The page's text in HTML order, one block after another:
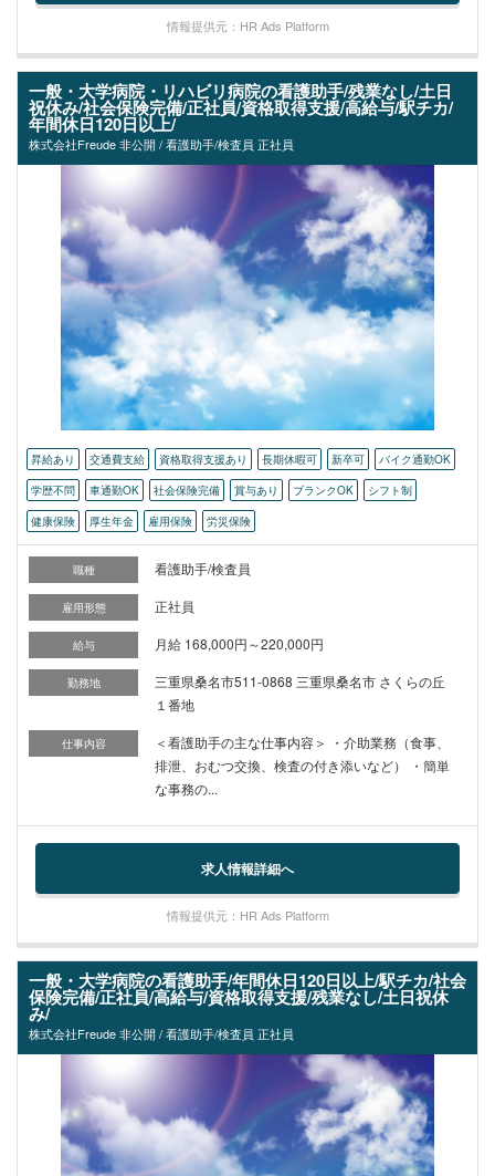
情報提供元：HR Ads Platform
一般・大学病院・リハビリ病院の看護助手/残業なし/土日
祝休み/社会保険完備/正社員/資格取得支援/高給与/駅チカ/
年間休日120日以上/
株式会社Freude 非公開 / 看護助手/検査員 正社員
昇給あり 交通費支給 資格取得支援あり 長期休暇可 新卒可
バイク通勤OK
学歴不問
車通勤OK 社会保険完備 賞与あり ブランクOK
シフト制
健康保険
厚生年金 雇用保険 労災保険
職種 看護助手/検査員
雇用形態 正社員
給与 月給 168,000円～220,000円
勤務地
三重県桑名市511-0868 三重県桑名市 さくらの丘
１番地
仕事内容
＜看護助手の主な仕事内容＞ ・介助業務（食事、
排泄、おむつ交換、検査の付き添いなど） ・簡単
な事務の...
求人情報詳細へ
情報提供元：HR Ads Platform
一般・大学病院の看護助手/年間休日120日以上/駅チカ/社会
保険完備/正社員/高給与/資格取得支援/残業なし/土日祝休
み/
株式会社Freude 非公開 / 看護助手/検査員 正社員